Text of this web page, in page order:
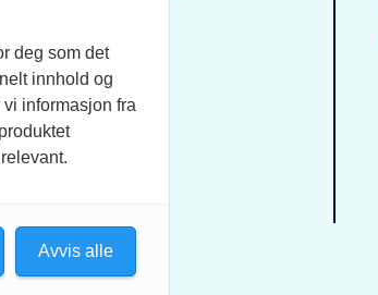
deg som det
innhold og
informasjon fra
Avvis alle